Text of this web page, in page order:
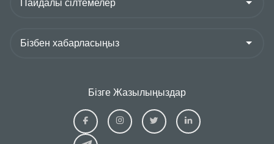
Бізге Жазылыңыздар
Ziraat
Kazakhstan
Ziraat
Kazakhstan
Ziraat
Kazakhstan
Ziraat